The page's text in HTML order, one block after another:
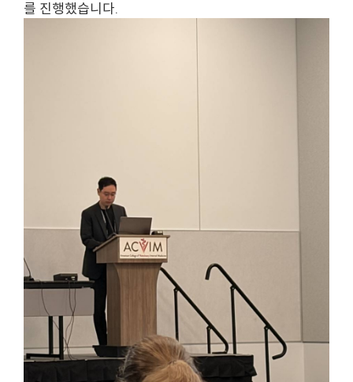
를 진행했습니다.